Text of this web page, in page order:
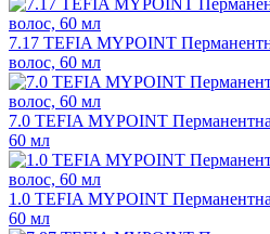
7.17 TEFIA MYPOINT
волос, 60 мл
7.0 TEFIA MYPOINT
60 мл
1.0 TEFIA MYPOINT
60 мл